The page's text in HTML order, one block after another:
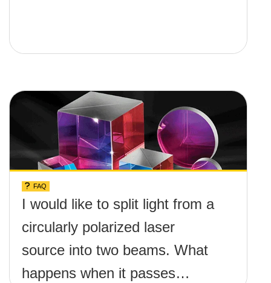
FAQ
I would like to split light from a
circularly polarized laser
source into two beams. What
happens when it passes